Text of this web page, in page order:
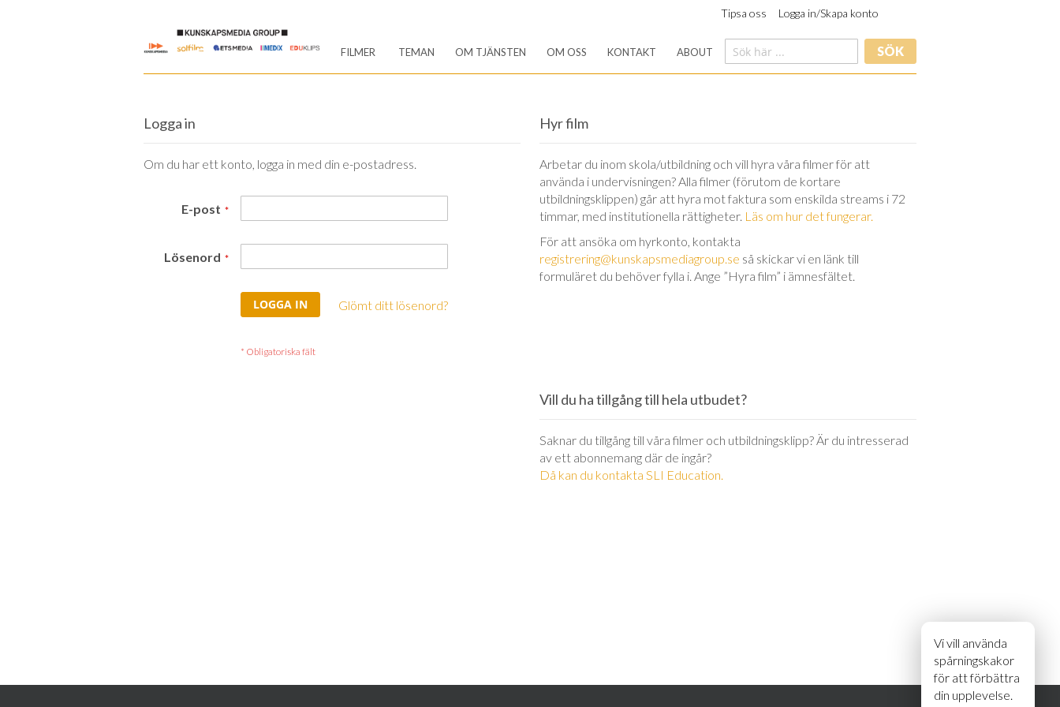
Vi vill använda
spårningskakor
för att förbättra
din upplevelse.
Tipsa oss Logga in/Skapa konto
Content
FILMER TEMAN OM TJÄNSTEN OM OSS KONTAKT ABOUT SÖK
Logga in
Om du har ett konto, logga in med din e-postadress.
E-post
Lösenord
LOGGA IN Glömt ditt lösenord?
Hyr film
Arbetar du inom skola/utbildning och vill hyra våra filmer för att
använda i undervisningen? Alla filmer (förutom de kortare
utbildningsklippen) går att hyra mot faktura som enskilda streams i 72
timmar, med institutionella rättigheter. Läs om hur det fungerar.
För att ansöka om hyrkonto, kontakta
registrering@kunskapsmediagroup.se så skickar vi en länk till
formuläret du behöver fylla i. Ange ”Hyra film” i ämnesfältet.
Vill du ha tillgång till hela utbudet?
Saknar du tillgång till våra filmer och utbildningsklipp? Är du intresserad
av ett abonnemang där de ingår?
Då kan du kontakta SLI Education.